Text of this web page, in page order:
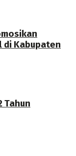
di Kabupaten
Tahun